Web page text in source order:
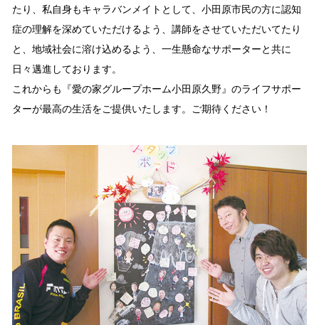
たり、私自身もキャラバンメイトとして、小田原市民の方に認知
症の理解を深めていただけるよう、講師をさせていただいてたり
と、地域社会に溶け込めるよう、一生懸命なサポーターと共に
日々邁進しております。
これからも『愛の家グループホーム小田原久野』のライフサポー
ターが最高の生活をご提供いたします。ご期待ください！